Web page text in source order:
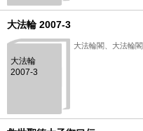
大法輪 2007-3
大法輪
2007-3
大法輪閣、大法輪閣